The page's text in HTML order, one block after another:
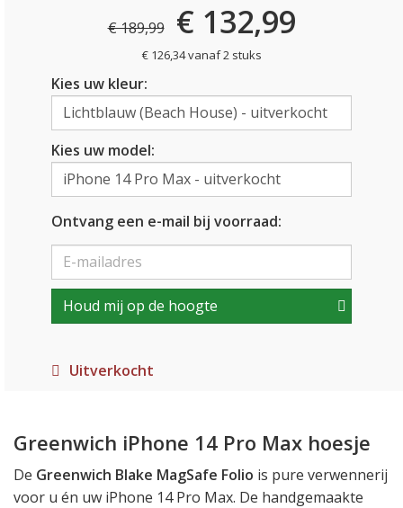
€ 189,99 € 132,99
€ 126,34 vanaf 2 stuks
Kies uw kleur:
Kies uw model:
Ontvang een e-mail bij voorraad:
Houd mij op de hoogte
Uitverkocht
Greenwich iPhone 14 Pro Max hoesje
De Greenwich Blake MagSafe Folio is pure verwennerij
voor u én uw iPhone 14 Pro Max. De handgemaakte